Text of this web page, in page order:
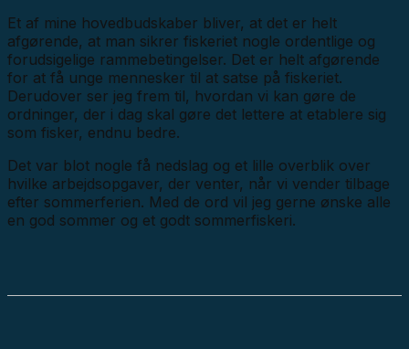
Et af mine hovedbudskaber bliver, at det er helt
afgørende, at man sikrer fiskeriet nogle ordentlige og
forudsigelige rammebetingelser. Det er helt afgørende
for at få unge mennesker til at satse på fiskeriet.
Derudover ser jeg frem til, hvordan vi kan gøre de
ordninger, der i dag skal gøre det lettere at etablere sig
som fisker, endnu bedre.
Det var blot nogle få nedslag og et lille overblik over
hvilke arbejdsopgaver, der venter, når vi vender tilbage
efter sommerferien. Med de ord vil jeg gerne ønske alle
en god sommer og et godt sommerfiskeri.